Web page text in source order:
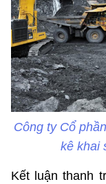
Công ty Cổ
kê khai
Kết luận thanh